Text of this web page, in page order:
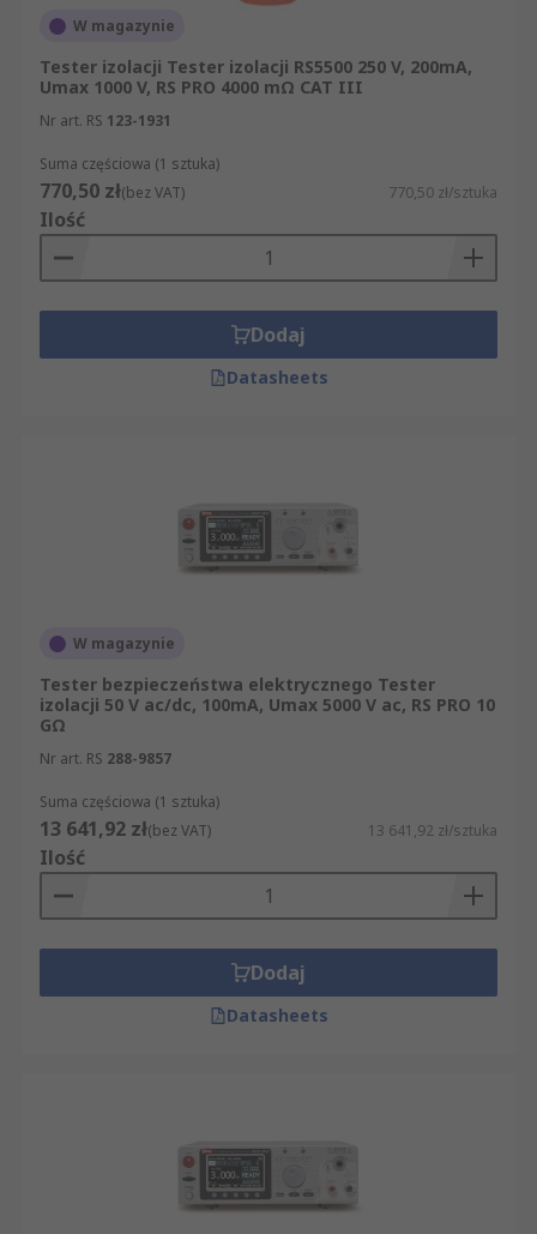
W magazynie
Tester izolacji Tester izolacji RS5500 250 V, 200mA,
Umax 1000 V, RS PRO 4000 mΩ CAT III
Nr art. RS 123-1931
Suma częściowa (1 sztuka)
770,50 zł(bez VAT) 770,50 zł/sztuka
Ilość
Dodaj
Datasheets
W magazynie
Tester bezpieczeństwa elektrycznego Tester
izolacji 50 V ac/dc, 100mA, Umax 5000 V ac, RS PRO 10
GΩ
Nr art. RS 288-9857
Suma częściowa (1 sztuka)
13 641,92 zł(bez VAT) 13 641,92 zł/sztuka
Ilość
Dodaj
Datasheets